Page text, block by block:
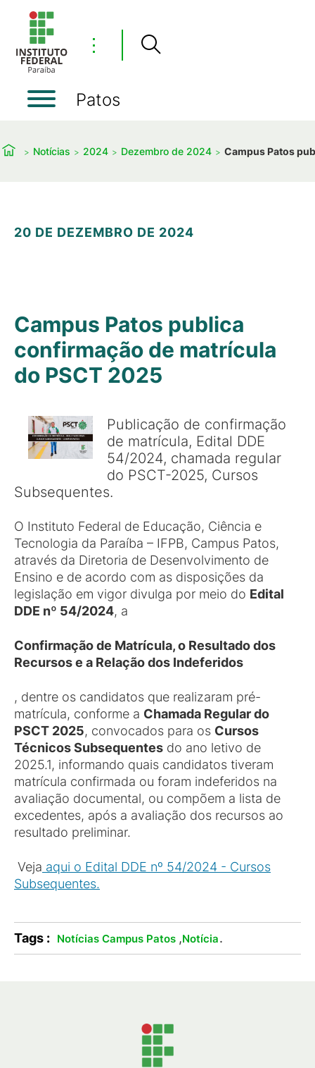
⋮
Patos
Notícias 2024 Dezembro de 2024 Campus Patos
20 DE DEZEMBRO DE 2024
Campus Patos publica
confirmação de matrícula
do PSCT 2025
Publicação de confirmação
de matrícula, Edital DDE
54/2024, chamada regular
do PSCT-2025, Cursos
Subsequentes.
O Instituto Federal de Educação, Ciência e
Tecnologia da Paraíba – IFPB, Campus Patos,
através da Diretoria de Desenvolvimento de
Ensino e de acordo com as disposições da
legislação em vigor divulga por meio do Edital
DDE nº 54/2024, a
Confirmação de Matrícula, o Resultado dos
Recursose a Relação dos Indeferidos
, dentre os candidatos que realizaram pré-
matrícula, conforme a Chamada Regular do
PSCT 2025, convocados para os Cursos
Técnicos Subsequentes do ano letivo de
2025.1, informando quais candidatos tiveram
matrícula confirmada ou foram indeferidos na
avaliação documental, ou compõem a lista de
excedentes, após a avaliação dos recursos ao
resultado preliminar.
Veja aqui o Edital DDE nº 54/2024 - Cursos
Subsequentes.
Tags : Notícias Campus Patos ,Notícia.